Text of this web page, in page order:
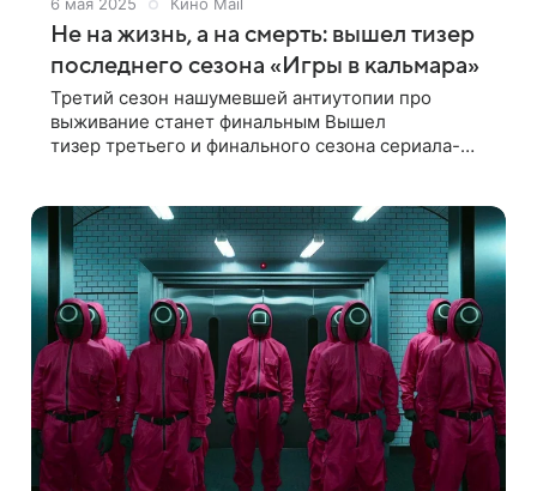
Не на жизнь, а на смерть: вышел тизер
последнего сезона «Игры в кальмара»
Третий сезон нашумевшей антиутопии про
выживание станет финальным Вышел
тизер третьего и финального сезона сериала-
со вторым и стартует